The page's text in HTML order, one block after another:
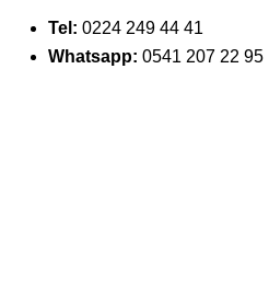
Tel: 0224 249 44 41
Whatsapp: 0541 207 22 95